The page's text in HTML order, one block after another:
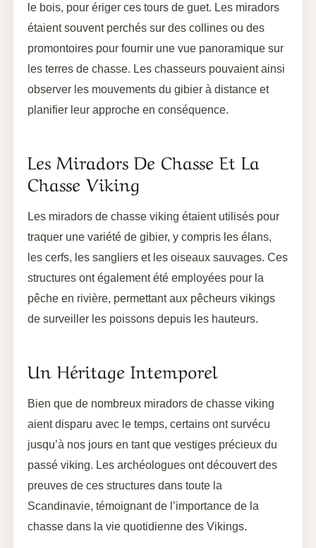
le bois, pour ériger ces tours de guet. Les miradors
étaient souvent perchés sur des collines ou des
promontoires pour fournir une vue panoramique sur
les terres de chasse. Les chasseurs pouvaient ainsi
observer les mouvements du gibier à distance et
planifier leur approche en conséquence.
Les Miradors De Chasse Et La
Chasse Viking
Les miradors de chasse viking étaient utilisés pour
traquer une variété de gibier, y compris les élans,
les cerfs, les sangliers et les oiseaux sauvages. Ces
structures ont également été employées pour la
pêche en rivière, permettant aux pêcheurs vikings
de surveiller les poissons depuis les hauteurs.
Un Héritage Intemporel
Bien que de nombreux miradors de chasse viking
aient disparu avec le temps, certains ont survécu
jusqu’à nos jours en tant que vestiges précieux du
passé viking. Les archéologues ont découvert des
preuves de ces structures dans toute la
Scandinavie, témoignant de l’importance de la
chasse dans la vie quotidienne des Vikings.